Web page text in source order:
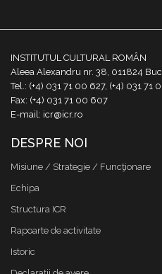
INSTITUTUL CULTURAL ROMÂN
Aleea Alexandru nr. 38, 011824
Tel.: (+4) 031 71 00 627, (+4) 031 71
Fax: (+4) 031 71 00 607
E-mail: icr@icr.ro
DESPRE NOI
Misiune / Strategie / Funcţionare
Echipa
Structura ICR
Rapoarte de activitate
Istoric